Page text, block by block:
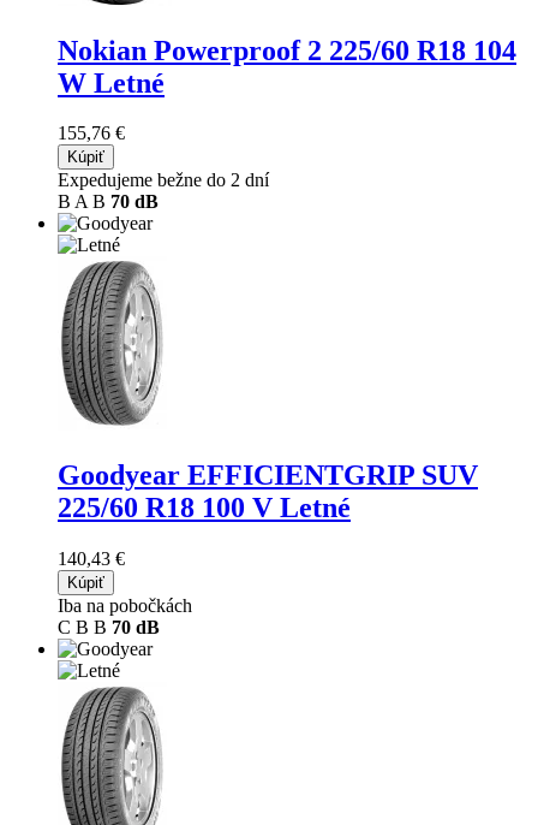
Nokian Powerproof 2 225/60 R18 104
W Letné
155,76 €
Kúpiť
Expedujeme bežne do 2 dní
B A B 70 dB
Goodyear EFFICIENTGRIP SUV
225/60 R18 100 V Letné
140,43 €
Kúpiť
Iba na pobočkách
C B B 70 dB